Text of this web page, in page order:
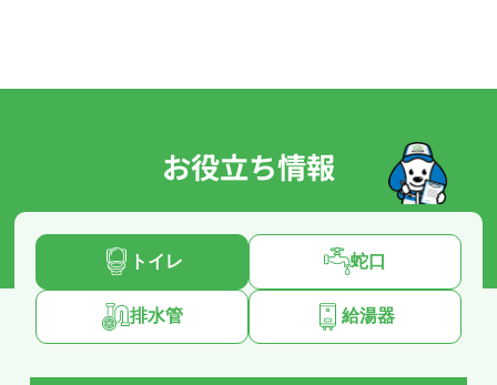
お役立ち情報
トイレ 蛇口
排水管 給湯器